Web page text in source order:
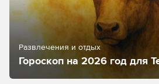
Развлечения и отдых
Гороскоп на 2026 год для